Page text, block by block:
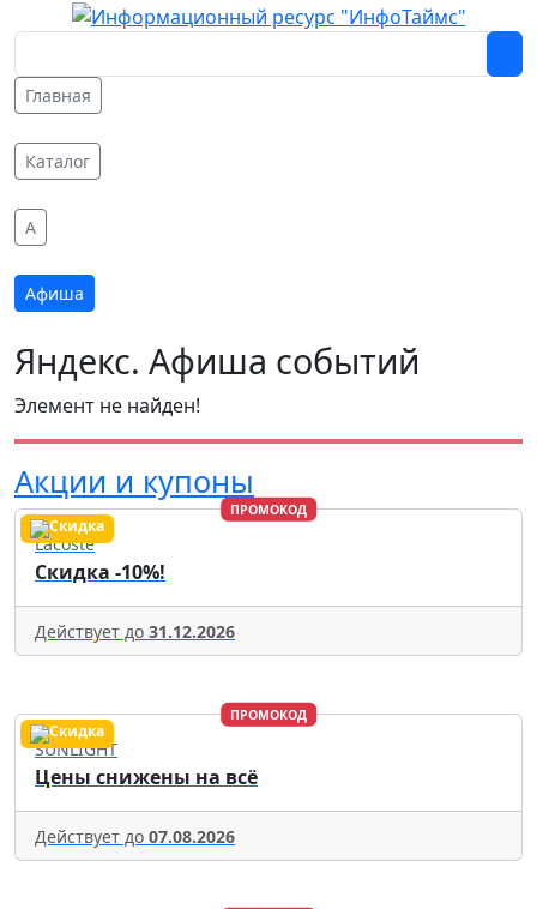
Главная
Каталог
A
Афиша
Яндекс. Афиша событий
Элемент не найден!
Акции и купоны
ПРОМОКОД
Lacoste
Скидка -10%!
Действует до 31.12.2026
ПРОМОКОД
SUNLIGHT
Цены снижены на всё
Действует до 07.08.2026